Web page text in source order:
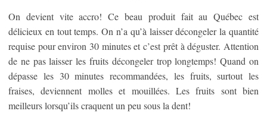
On devient vite accro! Ce beau produit fait au Québec est
délicieux en tout temps. On n’a qu’à laisser décongeler la quantité
requise pour environ 30 minutes et c’est prêt à déguster. Attention
de ne pas laisser les fruits décongeler trop longtemps! Quand on
dépasse les 30 minutes recommandées, les fruits, surtout les
fraises, deviennent molles et mouillées. Les fruits sont bien
meilleurs lorsqu’ils craquent un peu sous la dent!